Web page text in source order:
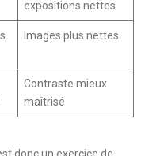
expositions nettes
Images plus nettes
Contraste mieux
maîtrisé
donc un exercice de